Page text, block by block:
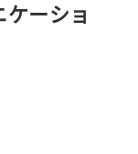
ケーショ